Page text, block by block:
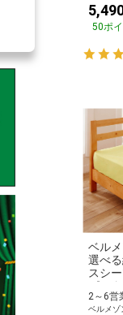
50ポ
ベル
選べ
スシ
ピス
ン
ベルメゾ